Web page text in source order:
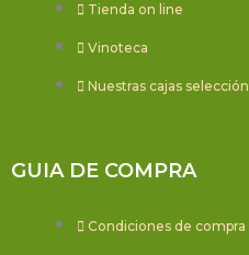
Tienda on line
Vinoteca
Nuestras cajas selección
GUIA DE COMPRA
Condiciones de compra